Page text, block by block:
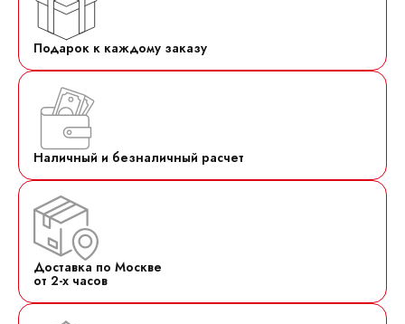
Подарок к каждому заказу
Наличный и безналичный расчет
Доставка по Москве
от 2-х часов